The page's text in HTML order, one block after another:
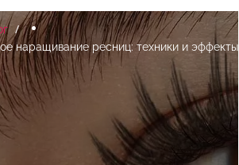
наращивание ресниц: техники и эффекты